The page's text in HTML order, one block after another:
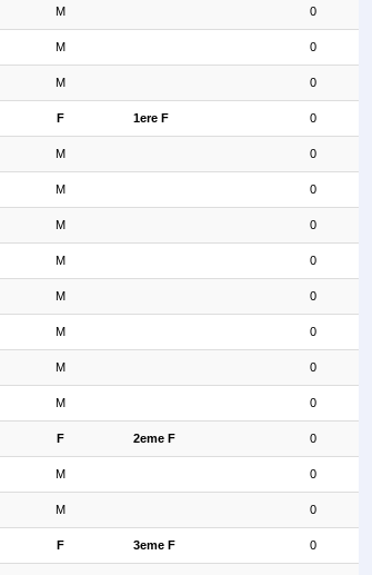
M 0
M 0
M 0
F 1ere F 0
M 0
M 0
M 0
M 0
M 0
M 0
M 0
M 0
F 2eme F 0
M 0
M 0
F 3eme F 0